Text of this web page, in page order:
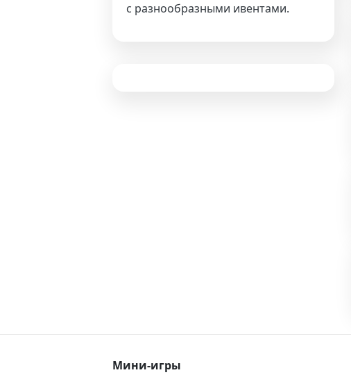
с разнообразными ивентами.
Мини-игры